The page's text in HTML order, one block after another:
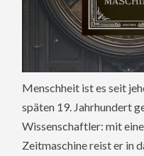
Menschheit ist es seit
späten 19. Jahrhundert
Wissenschaftler: mit
Zeitmaschine reist er in